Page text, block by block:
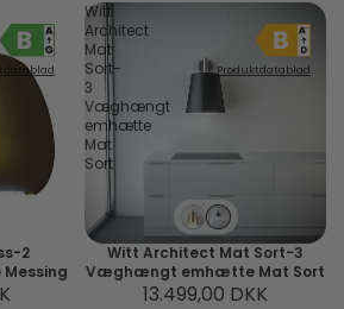
2
Witt
Architect
Mat
Sort-
3
Væghængt
emhætte
Mat
Sort
Produktdatablad
Witt Architect Mat Sort-3
Væghængt emhætte Mat Sort
13.499,00 DKK